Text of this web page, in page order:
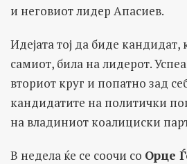
и неговиот лидер Апасиев.
Идејата тој да биде
самиот, била на лидерот.
вториот круг и попатно зад
кандидатите на политички
на владиниот коалициски
В недела ќе се соочи со Орце